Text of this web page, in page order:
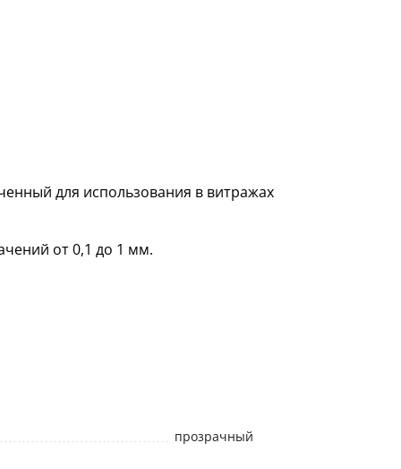
для использования в витражах
от 0,1 до 1 мм.
прозрачный